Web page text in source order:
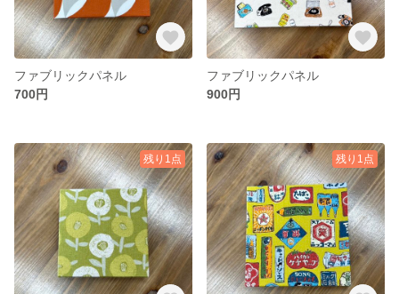
ファブリックパネル
700円
ファブリックパネル
900円
残り1点 残り1点